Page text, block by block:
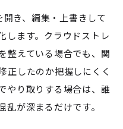
き、編集・上書きして
します。クラウドストレ
整えている場合でも、関
正したのか把握しにくく
やり取りする場合は、誰
が深まるだけです。